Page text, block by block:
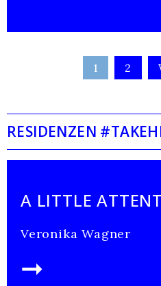
1 2
RESIDENZEN
A LITTLE
Veronika Wagner
➞